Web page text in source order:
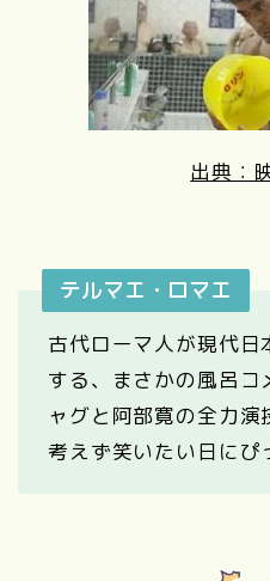
出典：
テルマエ・ロマエ
古代ローマ人が現代
する、まさかの風呂
ャグと阿部寛の全力
考えず笑いたい日にぴ